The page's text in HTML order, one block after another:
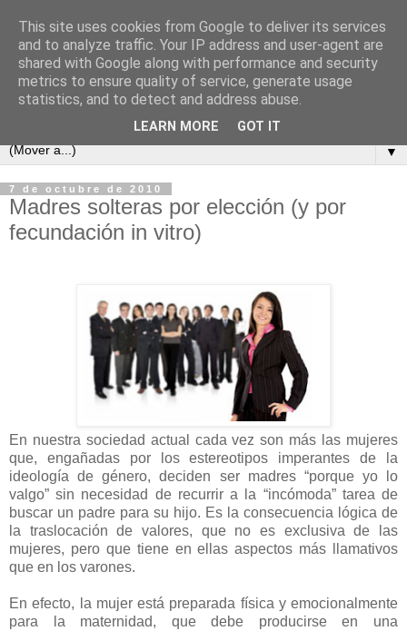
▼
7 de octubre de 2010
Madres solteras por elección (y por
fecundación in vitro)
En nuestra sociedad actual cada vez son más las mujeres
que, engañadas por los estereotipos imperantes de la
ideología de género, deciden ser madres “porque yo lo
valgo” sin necesidad de recurrir a la “incómoda” tarea de
buscar un padre para su hijo. Es la consecuencia lógica de
la traslocación de valores, que no es exclusiva de las
mujeres, pero que tiene en ellas aspectos más llamativos
que en los varones.
En efecto, la mujer está preparada física y emocionalmente
para la maternidad, que debe producirse en una
This site uses cookies from Google to deliver its services
and to analyze traffic. Your IP address and user-agent are
shared with Google along with performance and security
metrics to ensure quality of service, generate usage
statistics, and to detect and address abuse.
LEARN MORE GOT IT